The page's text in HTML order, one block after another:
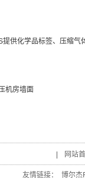
供化学品标签、压缩
机房墙面
| 网站
友情链接：
博尔杰